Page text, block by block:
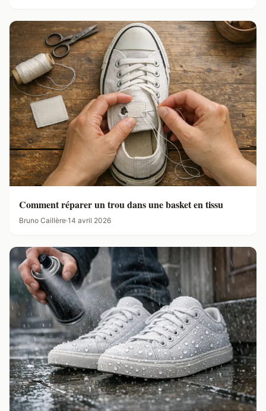
Comment réparer un trou dans une basket en tissu
Bruno Caillère·14 avril 2026